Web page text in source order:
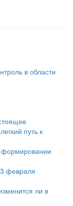
в области
путь к
формировании
февраля
ли в